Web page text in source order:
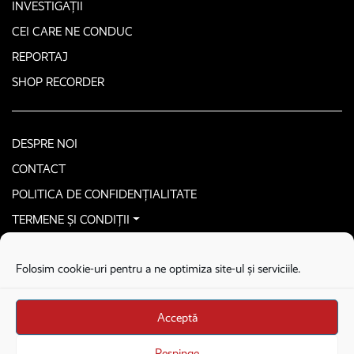
Folosim cookie-uri pentru a ne optimiza site-ul și serviciile.
Acceptă
INVESTIGAȚII
CEI CARE NE CONDUC
REPORTAJ
SHOP RECORDER
DESPRE NOI
CONTACT
POLITICA DE CONFIDENȚIALITATE
TERMENE ȘI CONDIȚII
Stega creative
Brandul Recorder e operat de Asociația Recorder Community, sub licența SC